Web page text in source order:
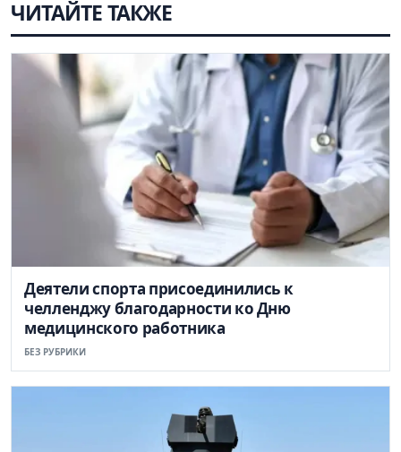
ЧИТАЙТЕ ТАКЖЕ
Деятели спорта присоединились к
челленджу благодарности ко Дню
медицинского работника
БЕЗ РУБРИКИ